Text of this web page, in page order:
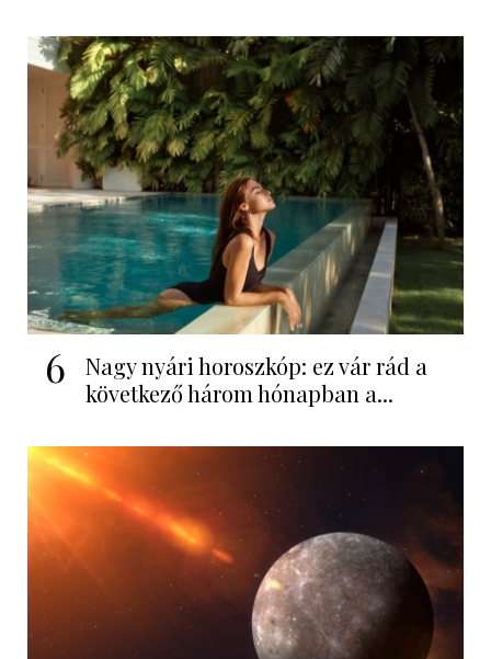
6
Nagy nyári horoszkóp: ez vár rád a
következő három hónapban a...